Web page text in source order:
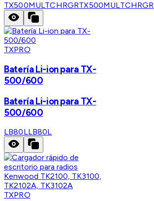
TX500MULTCHRGRTX500MULTCHRGR
TXPRO
Batería Li-ion para TX-
500/600
Batería Li-ion para TX-
500/600
LB80LLB80L
TXPRO